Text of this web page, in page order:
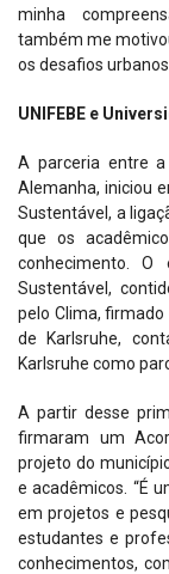
minha
também me
os desafios
UNIFEBE e
A parceria entre a
Alemanha, iniciou
Sustentável, a
que os
conhecimento. O
Sustentável,
pelo Clima,
de Karlsruhe,
Karlsruhe como
A partir desse
firmaram um
projeto do
e acadêmicos. “É
em projetos e
estudantes e
conhecimentos,